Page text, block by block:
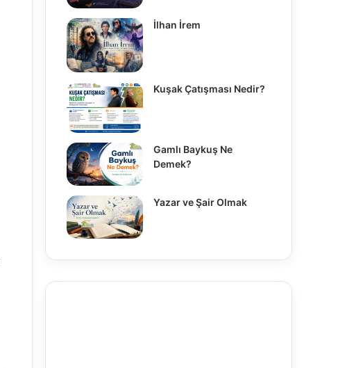
İlhan İrem
Kuşak Çatışması Nedir?
Gamlı Baykuş Ne
Demek?
Yazar ve Şair Olmak